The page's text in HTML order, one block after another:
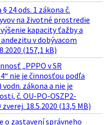
24 ods. 1 zákona č.
na životné prostredie
kapacity ťažby a
v dobývacom
(157,1 kB)
„PPPO v SR
nie je činnosťou podľa
zákona a nie je
č. OU-PO-OSZP2-
18.5.2020 (13,5 MB)
o zastavení správneho